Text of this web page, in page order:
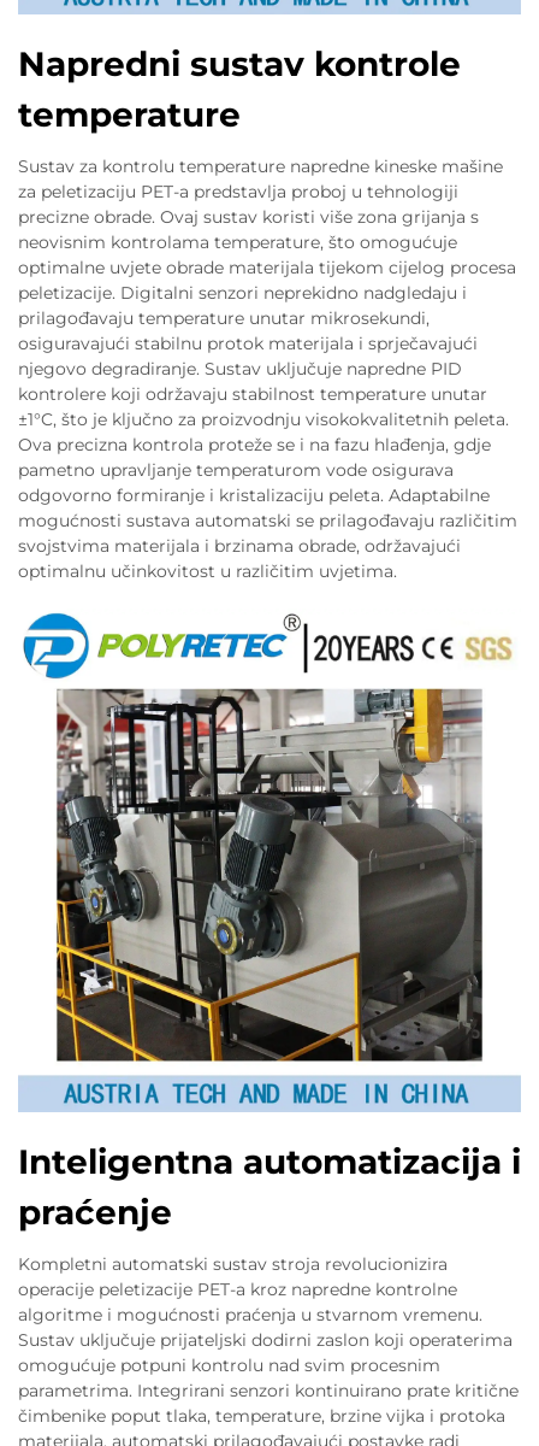
Napredni sustav kontrole
temperature
Sustav za kontrolu temperature napredne kineske mašine
za peletizaciju PET-a predstavlja proboj u tehnologiji
precizne obrade. Ovaj sustav koristi više zona grijanja s
neovisnim kontrolama temperature, što omogućuje
optimalne uvjete obrade materijala tijekom cijelog procesa
peletizacije. Digitalni senzori neprekidno nadgledaju i
prilagođavaju temperature unutar mikrosekundi,
osiguravajući stabilnu protok materijala i sprječavajući
njegovo degradiranje. Sustav uključuje napredne PID
kontrolere koji održavaju stabilnost temperature unutar
±1°C, što je ključno za proizvodnju visokokvalitetnih peleta.
Ova precizna kontrola proteže se i na fazu hlađenja, gdje
pametno upravljanje temperaturom vode osigurava
odgovorno formiranje i kristalizaciju peleta. Adaptabilne
mogućnosti sustava automatski se prilagođavaju različitim
svojstvima materijala i brzinama obrade, održavajući
optimalnu učinkovitost u različitim uvjetima.
Inteligentna automatizacija i
praćenje
Kompletni automatski sustav stroja revolucionizira
operacije peletizacije PET-a kroz napredne kontrolne
algoritme i mogućnosti praćenja u stvarnom vremenu.
Sustav uključuje prijateljski dodirni zaslon koji operaterima
omogućuje potpuni kontrolu nad svim procesnim
parametrima. Integrirani senzori kontinuirano prate kritične
čimbenike poput tlaka, temperature, brzine vijka i protoka
materijala, automatski prilagođavajući postavke radi